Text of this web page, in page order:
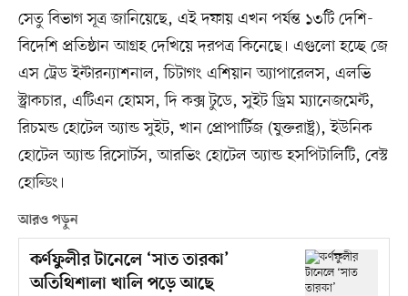
সেতু বিভাগ সূত্র জানিয়েছে, এই দফায় এখন পর্যন্ত ১৩টি দেশি-
বিদেশি প্রতিষ্ঠান আগ্রহ দেখিয়ে দরপত্র কিনেছে। এগুলো হচ্ছে জে
এস ট্রেড ইন্টারন্যাশনাল, চিটাগং এশিয়ান অ্যাপারেলস, এলভি
স্ট্রাকচার, এটিএন হোমস, দি কক্স টুডে, সুইট ড্রিম ম্যানেজমেন্ট,
রিচমন্ড হোটেল অ্যান্ড সুইট, খান প্রোপার্টিজ (যুক্তরাষ্ট্র), ইউনিক
হোটেল অ্যান্ড রিসোর্টস, আরভিং হোটেল অ্যান্ড হসপিটালিটি, বেস্ট
হোল্ডিং।
আরও পড়ুন
কর্ণফুলীর টানেলে ‘সাত তারকা’
অতিথিশালা খালি পড়ে আছে